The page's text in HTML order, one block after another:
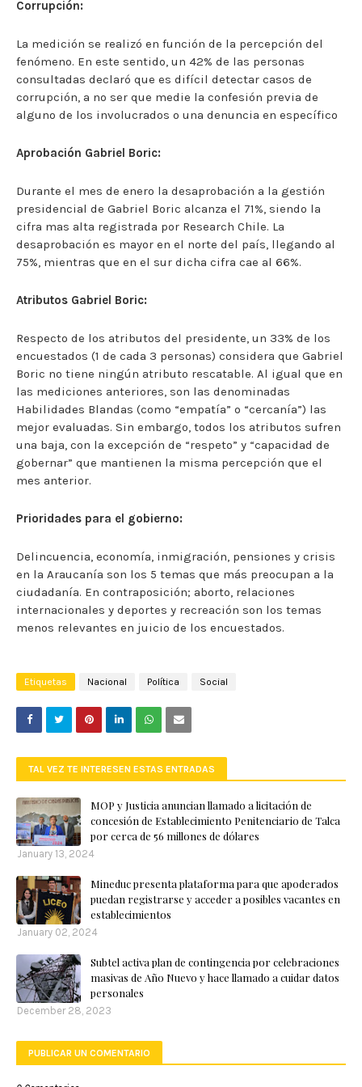
Corrupción:
La medición se realizó en función de la percepción del
fenómeno. En este sentido, un 42% de las personas
consultadas declaró que es difícil detectar casos de
corrupción, a no ser que medie la confesión previa de
alguno de los involucrados o una denuncia en específico
Aprobación Gabriel Boric:
Durante el mes de enero la desaprobación a la gestión
presidencial de Gabriel Boric alcanza el 71%, siendo la
cifra mas alta registrada por Research Chile. La
desaprobación es mayor en el norte del país, llegando al
75%, mientras que en el sur dicha cifra cae al 66%.
Atributos Gabriel Boric:
Respecto de los atributos del presidente, un 33% de los
encuestados (1 de cada 3 personas) considera que Gabriel
Boric no tiene ningún atributo rescatable. Al igual que en
las mediciones anteriores, son las denominadas
Habilidades Blandas (como “empatía” o “cercanía”) las
mejor evaluadas. Sin embargo, todos los atributos sufren
una baja, con la excepción de “respeto” y “capacidad de
gobernar” que mantienen la misma percepción que el
mes anterior.
Prioridades para el gobierno:
Delincuencia, economía, inmigración, pensiones y crisis
en la Araucanía son los 5 temas que más preocupan a la
ciudadanía. En contraposición; aborto, relaciones
internacionales y deportes y recreación son los temas
menos relevantes en juicio de los encuestados.
Etiquetas Nacional Política Social
TAL VEZ TE INTERESEN ESTAS ENTRADAS
MOP y Justicia anuncian llamado a licitación de
concesión de Establecimiento Penitenciario de Talca
por cerca de 56 millones de dólares
January 13, 2024
Mineduc presenta plataforma para que apoderados
puedan registrarse y acceder a posibles vacantes en
establecimientos
January 02, 2024
Subtel activa plan de contingencia por celebraciones
masivas de Año Nuevo y hace llamado a cuidar datos
personales
December 28, 2023
PUBLICAR UN COMENTARIO